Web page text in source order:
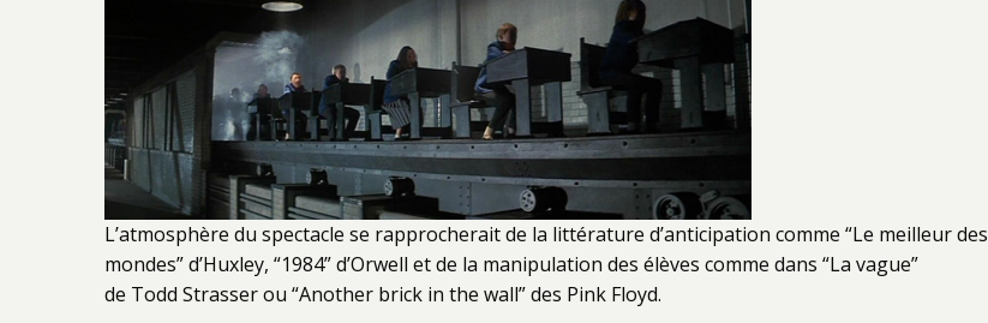
L’atmosphère du spectacle se rapprocherait de la littérature d’anticipation comme “Le meilleur des
mondes” d’Huxley, “1984” d’Orwell et de la manipulation des élèves comme dans “La vague”
de Todd Strasser ou “Another brick in the wall” des Pink Floyd.